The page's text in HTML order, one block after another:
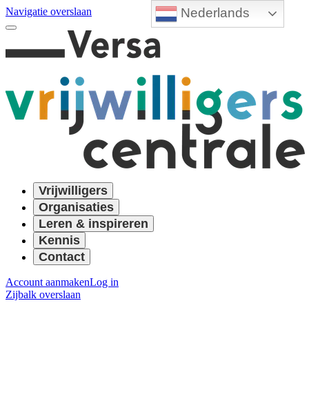
Nederlands
Navigatie overslaan
Vrijwilligers
Organisaties
Leren & inspireren
Kennis
Contact
Account aanmakenLog in
Zijbalk overslaan